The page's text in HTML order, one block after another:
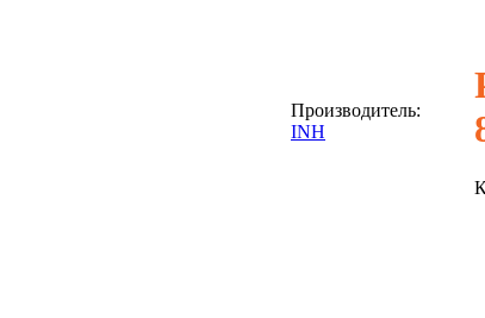
Производитель:
INH